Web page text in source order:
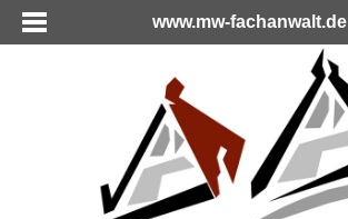
www.mw-fachanwalt.de